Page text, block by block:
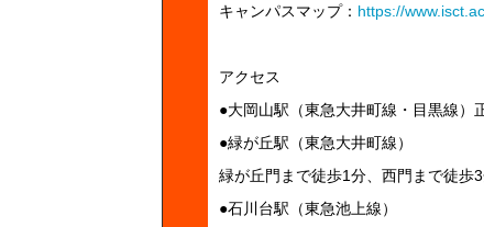
キャンパスマップ： https://
アクセス
●大岡山駅（東急大井町線・目黒線）
●緑が丘駅（東急大井町線）
緑が丘門まで徒歩1分、西門まで徒歩
●石川台駅（東急池上線）